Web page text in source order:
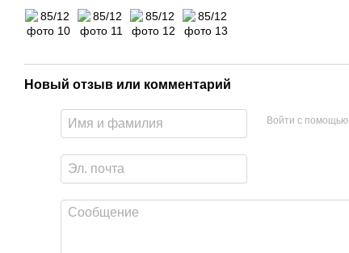
Новый отзыв или комментарий
Войти с помощью